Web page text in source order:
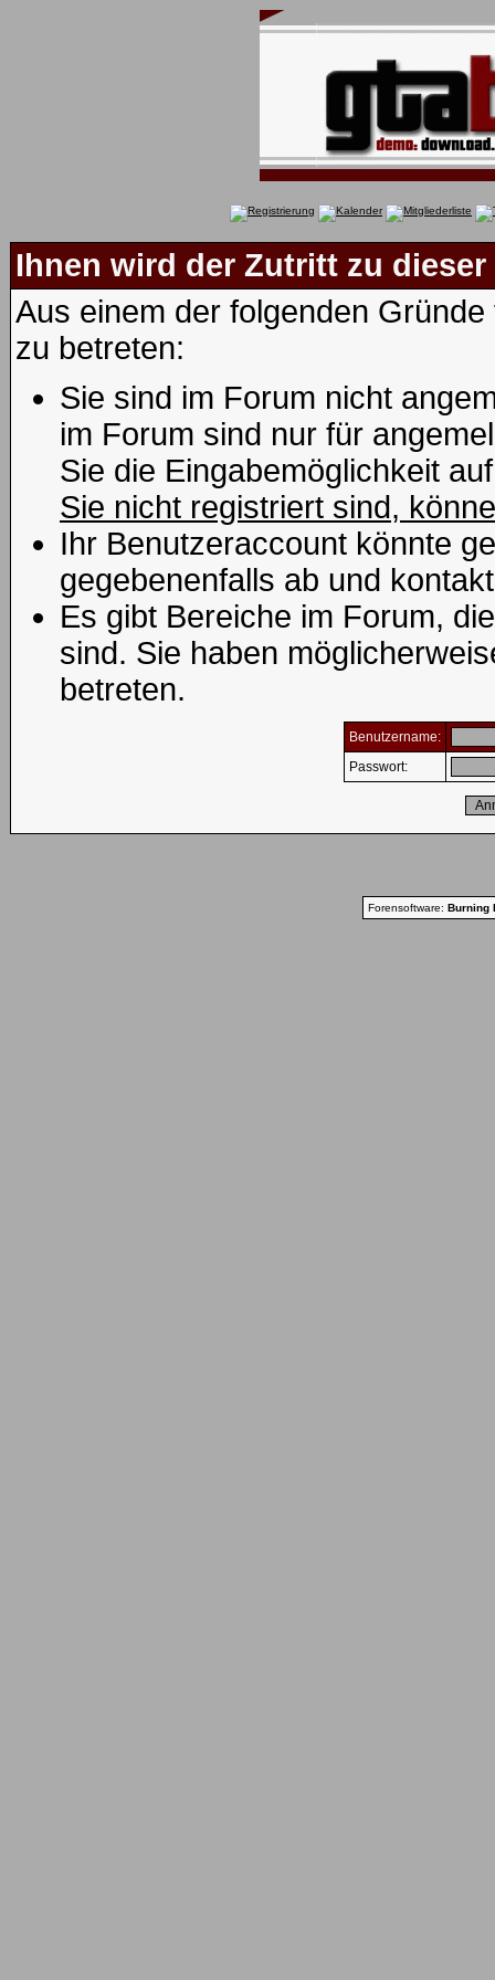
Ihnen wird der Zutritt zu
Aus einem der folgenden
zu betreten:
Sie sind im Forum nicht
im Forum sind nur für
Sie die Eingabemöglichkeit
Sie nicht registriert sind,
Ihr Benutzeraccount könnte
gegebenenfalls ab und
Es gibt Bereiche im Forum,
sind. Sie haben
betreten.
Benutzername:
Passwort:
Forensoftware: Burning